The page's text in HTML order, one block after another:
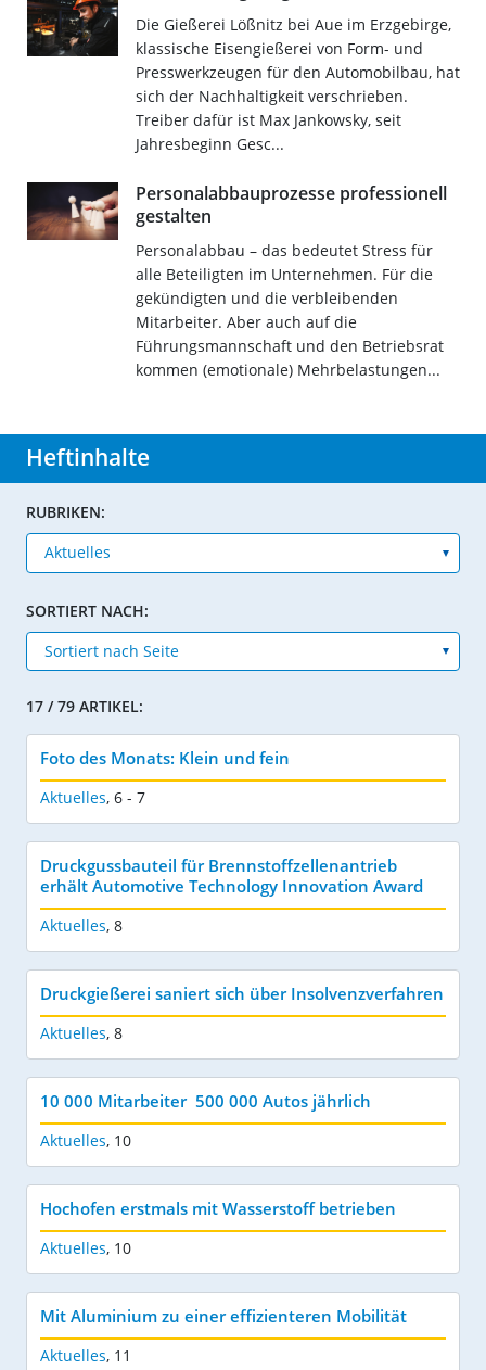
Die Gießerei Lößnitz bei Aue im Erzgebirge,
klassische Eisengießerei von Form- und
Presswerkzeugen für den Automobilbau, hat
sich der Nachhaltigkeit verschrieben.
Treiber dafür ist Max Jankowsky, seit
Jahresbeginn Gesc...
Personalabbauprozesse professionell
gestalten
Personalabbau – das bedeutet Stress für
alle Beteiligten im Unternehmen. Für die
gekündigten und die verbleibenden
Mitarbeiter. Aber auch auf die
Führungsmannschaft und den Betriebsrat
kommen (emotionale) Mehrbelastungen...
Heftinhalte
RUBRIKEN:
SORTIERT NACH:
17 / 79 ARTIKEL:
Foto des Monats: Klein und fein
Aktuelles, 6 - 7
Druckgussbauteil für Brennstoffzellenantrieb
erhält Automotive Technology Innovation Award
Aktuelles, 8
Druckgießerei saniert sich über Insolvenzverfahren
Aktuelles, 8
10 000 Mitarbeiter  500 000 Autos jährlich
Aktuelles, 10
Hochofen erstmals mit Wasserstoff betrieben
Aktuelles, 10
Mit Aluminium zu einer effizienteren Mobilität
Aktuelles, 11